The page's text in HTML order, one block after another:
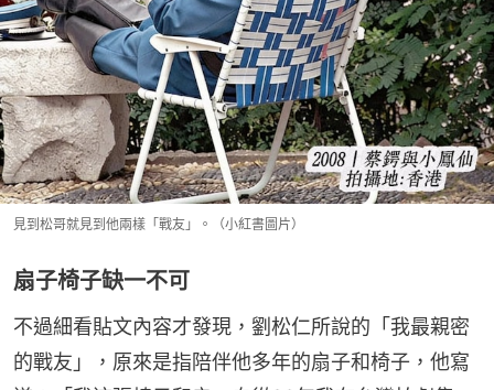
見到松哥就見到他兩樣「戰友」。（小紅書圖片）
扇子椅子缺一不可
不過細看貼文內容才發現，劉松仁所說的「我最親密
的戰友」，原來是指陪伴他多年的扇子和椅子，他寫